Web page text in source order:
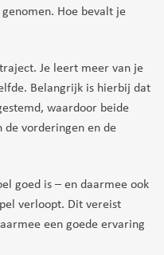
Hoe bevalt je
Je leert meer van je
Belangrijk is hierbij dat
waardoor beide
de vorderingen en de
goed is – en daarmee ook
verloopt. Dit vereist
een goede ervaring